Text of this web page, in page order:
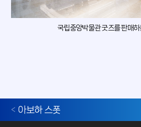
국립중앙박물관 굿즈를 판매
아보하 스폿